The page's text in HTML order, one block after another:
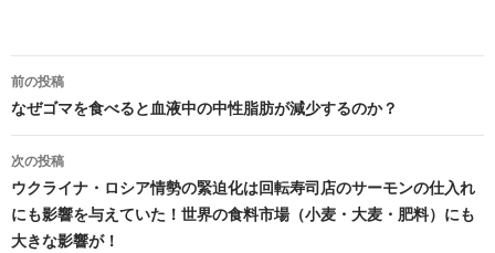
投
稿
ナ
ビ
ゲ
前の投稿
なぜゴマを食べると血液中の中性脂肪が減少するのか？
次の投稿
ウクライナ・ロシア情勢の緊迫化は回転寿司店のサーモンの仕入れ
にも影響を与えていた！世界の食料市場（小麦・大麦・肥料）にも
大きな影響が！